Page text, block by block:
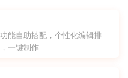
能自助搭配，个性化编辑排
一键制作